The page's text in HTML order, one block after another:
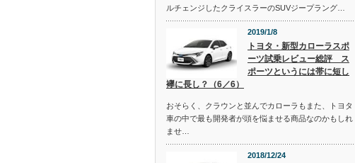
ルチェンジしたクライスラーのSUVジープラング…
2019/1/8
トヨタ・新型カローラスポ
ーツ試乗レビュー総評 ス
ポーツというには帯に短し
襷に長し？（6／6）
おそらく、クラウンと並んでカローラもまた、トヨタ
車の中で最も開発者が頭を悩ませる商品なのかもしれ
ませ…
2018/12/24